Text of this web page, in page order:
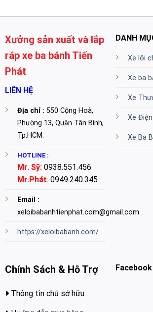
Xưởng sản xuất và lắp
ráp xe ba bánh Tiến
Phát
LIÊN HỆ
Địa chỉ : 550 Cộng Hoà,
Phường 13, Quận Tân Bình,
Tp.HCM.
HOTLINE :
Mr. Sỹ:0938.551.456
Mr.Phát: 0949.240.345
Email :
xeloibabanhtienphat.com@gmail.com
https://xeloibabanh.com/
DANH
Xe lôi
Xe ba
Xe
Xe
Xe Ba
Chính Sách & Hỗ Trợ
Thông tin chủ sở hữu
Facebook